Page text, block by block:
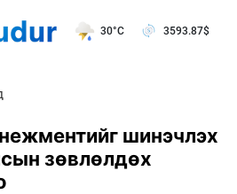
30°C 3593.87$
шинэчлэх
зөвлөлдөх